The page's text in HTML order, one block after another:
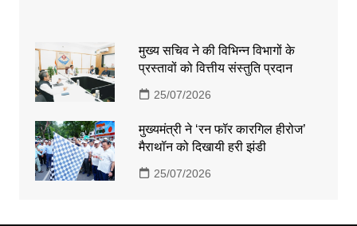
मुख्य सचिव ने की विभिन्न विभागों के
प्रस्तावों को वित्तीय संस्तुति प्रदान
25/07/2026
मुख्यमंत्री ने ‘रन फॉर कारगिल हीरोज’
मैराथॉन को दिखायी हरी झंडी
25/07/2026